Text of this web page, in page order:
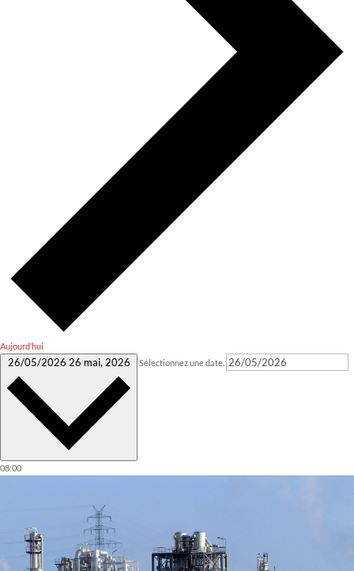
Aujourd’hui
26/05/2026 26 mai, 2026 Sélectionnez une date.
08:00